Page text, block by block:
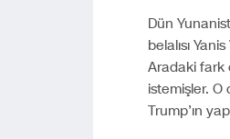
Dün
belalısı
Aradaki fark
istemişler.
Trump’ın